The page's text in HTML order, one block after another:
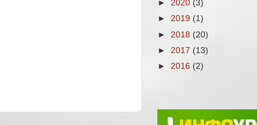
► 2020 (3)
► 2019 (1)
► 2018 (20)
► 2017 (13)
► 2016 (2)